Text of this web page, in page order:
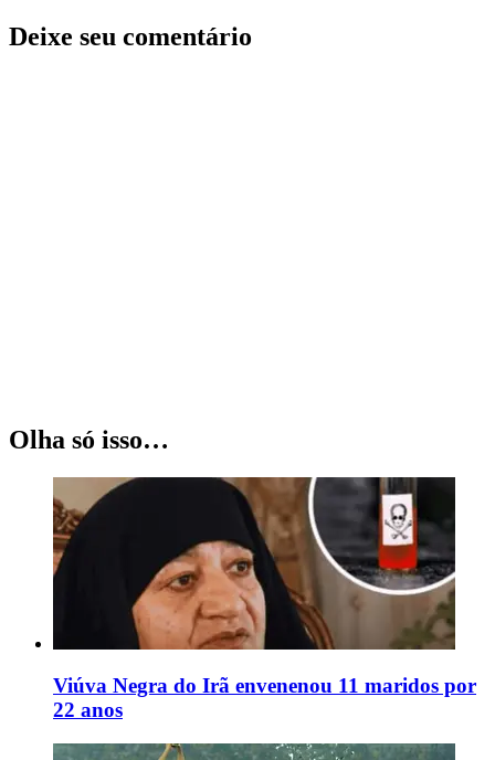
Deixe seu comentário
Olha só isso…
Viúva Negra do Irã envenenou 11 maridos por
22 anos